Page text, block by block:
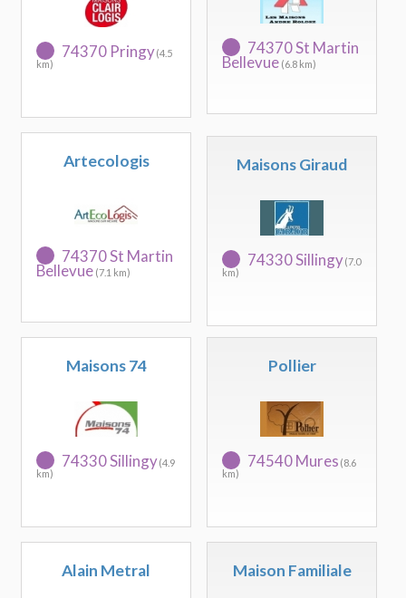
74370 Pringy(4.5
km)
74370 St Martin
Bellevue (6.8 km)
Artecologis
74370 St Martin
Bellevue (7.1 km)
Maisons Giraud
74330 Sillingy(7.0
km)
Maisons 74
74330 Sillingy(4.9
km)
Pollier
74540 Mures (8.6
km)
Alain Metral Maison Familiale